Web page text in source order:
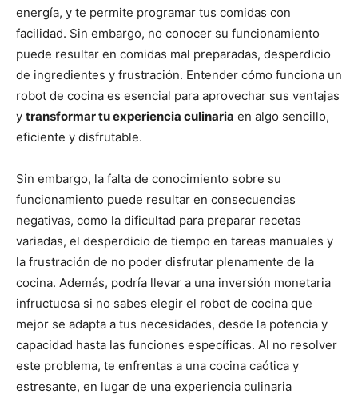
energía, y te permite programar tus comidas con
facilidad. Sin embargo, no conocer su funcionamiento
puede resultar en comidas mal preparadas, desperdicio
de ingredientes y frustración. Entender cómo funciona un
robot de cocina es esencial para aprovechar sus ventajas
y transformar tu experiencia culinaria en algo sencillo,
eficiente y disfrutable.
Sin embargo, la falta de conocimiento sobre su
funcionamiento puede resultar en consecuencias
negativas, como la dificultad para preparar recetas
variadas, el desperdicio de tiempo en tareas manuales y
la frustración de no poder disfrutar plenamente de la
cocina. Además, podría llevar a una inversión monetaria
infructuosa si no sabes elegir el robot de cocina que
mejor se adapta a tus necesidades, desde la potencia y
capacidad hasta las funciones específicas. Al no resolver
este problema, te enfrentas a una cocina caótica y
estresante, en lugar de una experiencia culinaria